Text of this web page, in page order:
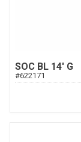
SOC BL 14' G
#622171